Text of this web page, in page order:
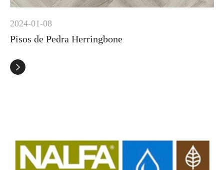
2024-01-08
Pisos de Pedra Herringbone
